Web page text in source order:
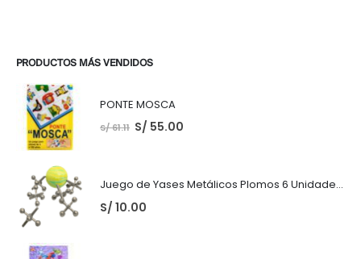
PRODUCTOS MÁS VENDIDOS
PONTE MOSCA
S/61.11 S/ 55.00
Juego de Yases Metálicos Plomos 6 Unidades + Pelota de Goma (En Bolsita Lista para Regalar)
S/ 10.00